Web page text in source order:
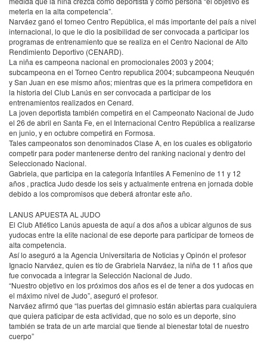
meterla en la alta competencia”.
Narváez ganó el torneo Centro República, el más importante del país a nivel
internacional, lo que le dio la posibilidad de ser convocada a participar los
programas de entrenamiento que se realiza en el Centro Nacional de Alto
Rendimiento Deportivo (CENARD).
La niña es campeona nacional en promocionales 2003 y 2004;
subcampeona en el Torneo Centro republica 2004; subcampeona Neuquén
y San Juan en ese mismo años; mientras que es la primera competidora en
la historia del Club Lanús en ser convocada a participar de los
entrenamientos realizados en Cenard.
La joven deportista también competirá en el Campeonato Nacional de Judo
el 26 de abril en Santa Fe, en el Internacional Centro República a realizarse
en junio, y en octubre competirá en Formosa.
Tales campeonatos son denominados Clase A, en los cuales es obligatorio
competir para poder mantenerse dentro del ranking nacional y dentro del
Seleccionado Nacional.
Gabriela, que participa en la categoría Infantiles A Femenino de 11 y 12
años , practica Judo desde los seis y actualmente entrena en jornada doble
debido a los compromisos que deberá afrontar este año.
LANUSAPUESTAAL JUDO
El Club Atlético Lanús apuesta de aquí a dos años a ubicar algunos de sus
yudocas entre la elite nacional de ese deporte para participar de torneos de
alta competencia.
Así lo aseguró a la Agencia Universitaria de Noticias y Opinón el profesor
Ignacio Narváez, quien es tío de Grabriela Narváez, la niña de 11 años que
fue convocada a integrar la Selección Nacional de Judo.
“Nuestro objetivo en los próximos dos años es el de tener a dos yudocas en
el máximo nivel de Judo”, aseguró el profesor.
Narváez afirmó que “las puertas del gimnasio están abiertas para cualquiera
que quiera paticipar de esta actividad, que no solo es un deporte, sino
también se trata de un arte marcial que tiende al bienestar total de nuestro
cuerpo”